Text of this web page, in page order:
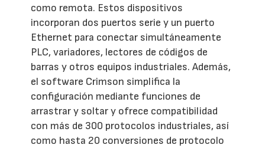
como remota. Estos dispositivos
incorporan dos puertos serie y un puerto
Ethernet para conectar simultáneamente
PLC, variadores, lectores de códigos de
barras y otros equipos industriales. Además,
el software Crimson simplifica la
configuración mediante funciones de
arrastrar y soltar y ofrece compatibilidad
con más de 300 protocolos industriales, así
como hasta 20 conversiones de protocolo